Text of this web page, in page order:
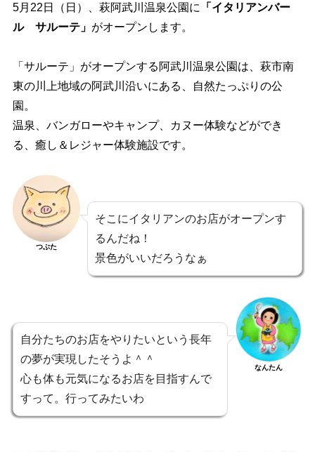
5月22日（日）、萩阿武川温泉公園に
「イタリアンバー
ル サルーテ」 がオープン します。
「サルーテ」がオープンする阿武川温泉公園は、萩市南
東の川上地域の阿武川沿いにある、自然たっぷりの公
園。
温泉、バンガローやキャンプ、カヌー体験などができ
る、癒し＆レジャー体験施設です。
つぶた
そこにイタリアンのお店がオープンす
るんだね！
景色がいいだろうなぁ
自分たちのお店をやりたいという長年
の夢が実現したそうよ＾＾
心も体も元気になるお店を目指すんで
すって。行ってみたいわ
なんたん